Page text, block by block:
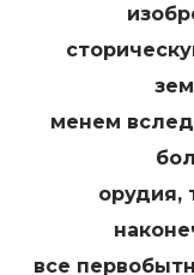
менем
орудия,
все